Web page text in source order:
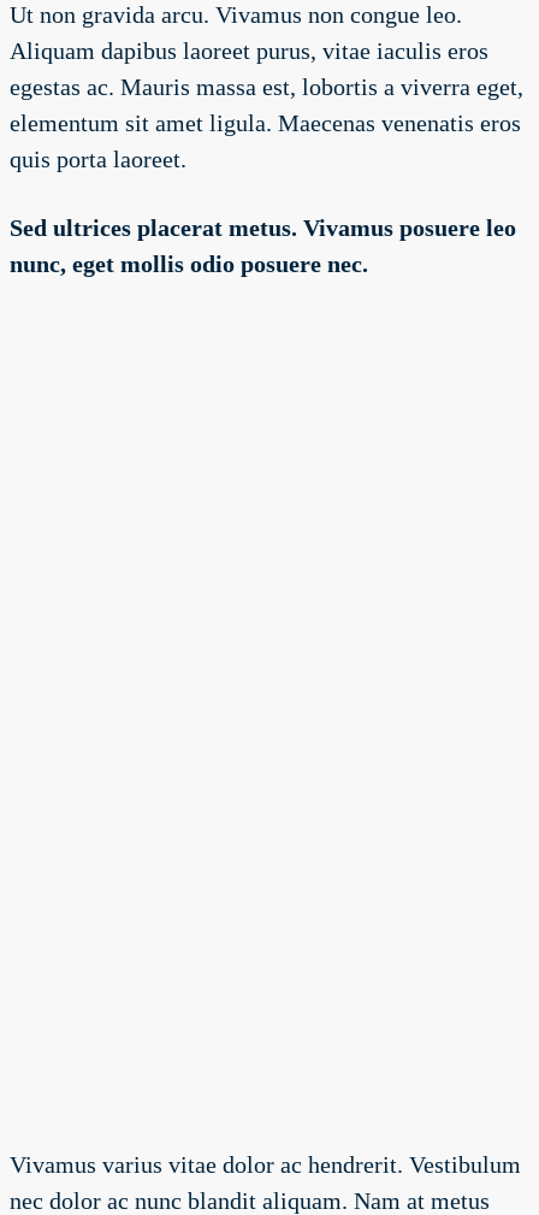
Ut non gravida arcu. Vivamus non congue leo.
Aliquam dapibus laoreet purus, vitae iaculis eros
egestas ac. Mauris massa est, lobortis a viverra eget,
elementum sit amet ligula. Maecenas venenatis eros
quis porta laoreet.
Sed ultrices placerat metus. Vivamus posuere leo
nunc, eget mollis odio posuere nec.
Vivamus varius vitae dolor ac hendrerit. Vestibulum
nec dolor ac nunc blandit aliquam. Nam at metus